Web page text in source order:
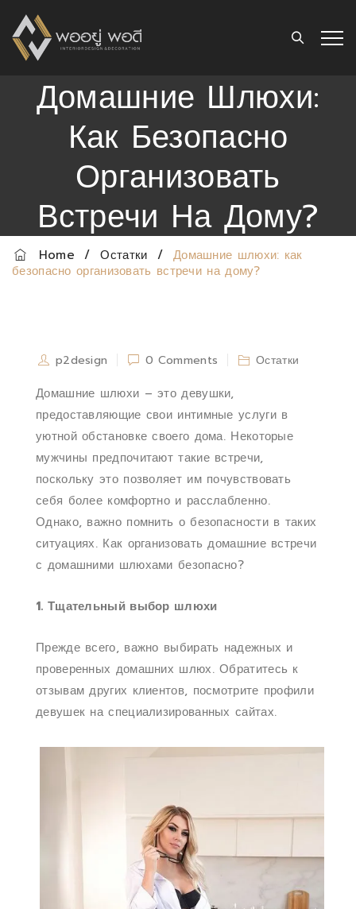
Домашние Шлюхи:
Как Безопасно
Организовать
Встречи На Дому?
Home /Остатки / Домашние шлюхи: как
безопасно организовать встречи на дому?
p2design 0 Comments Остатки
Домашние шлюхи – это девушки,
предоставляющие свои интимные услуги в
уютной обстановке своего дома. Некоторые
мужчины предпочитают такие встречи,
поскольку это позволяет им почувствовать
себя более комфортно и расслабленно.
Однако, важно помнить о безопасности в таких
ситуациях. Как организовать домашние встречи
с домашними шлюхами безопасно?
1. Тщательный выбор шлюхи
Прежде всего, важно выбирать надежных и
проверенных домашних шлюх. Обратитесь к
отзывам других клиентов, посмотрите профили
девушек на специализированных сайтах.